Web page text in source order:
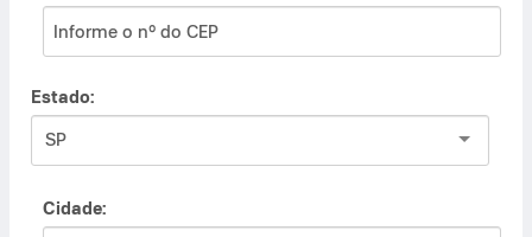
Estado:
SP
Cidade: